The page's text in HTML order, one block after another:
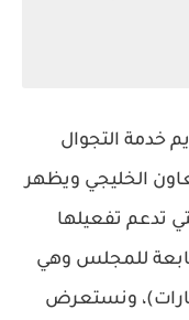
خدمة التجوال
الخليجي ويظهر
تدعم تفعيلها
للمجلس وهي
ونستعرض